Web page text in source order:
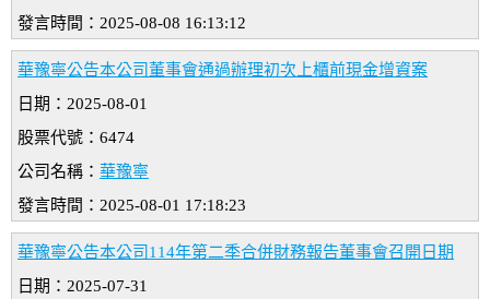
發言時間：2025-08-08 16:13:12
華豫寧公告本公司董事會通過辦理初次上櫃前現金增資案
日期：2025-08-01
股票代號：6474
公司名稱： 華豫寧
發言時間：2025-08-01 17:18:23
華豫寧公告本公司114年第二季合併財務報告董事會召開日期
日期：2025-07-31